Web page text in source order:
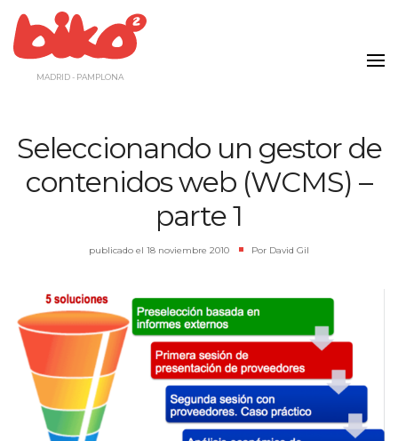
contenido
MADRID - PAMPLONA
Seleccionando un gestor de
contenidos web (WCMS) –
parte 1
publicado el 18 noviembre 2010 Por David Gil